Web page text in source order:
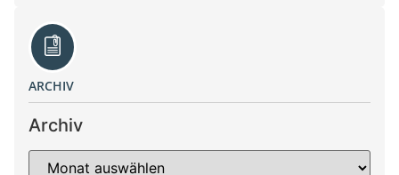
ARCHIV
Archiv